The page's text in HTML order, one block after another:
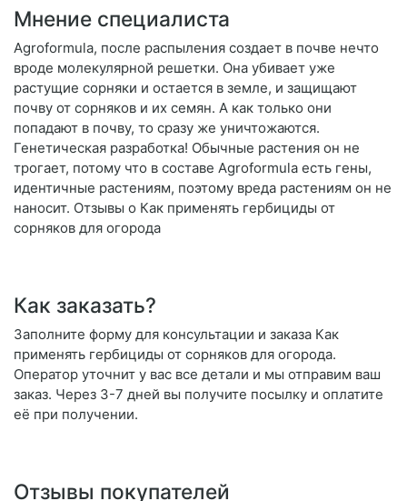
Мнение специалиста
Agroformula, после распыления создает в почве нечто
вроде молекулярной решетки. Она убивает уже
растущие сорняки и остается в земле, и защищают
почву от сорняков и их семян. А как только они
попадают в почву, то сразу же уничтожаются.
Генетическая разработка! Обычные растения он не
трогает, потому что в составе Agroformula есть гены,
идентичные растениям, поэтому вреда растениям он не
наносит. Отзывы о Как применять гербициды от
сорняков для огорода
Как заказать?
Заполните форму для консультации и заказа Как
применять гербициды от сорняков для огорода.
Оператор уточнит у вас все детали и мы отправим ваш
заказ. Через 3-7 дней вы получите посылку и оплатите
её при получении.
Отзывы покупателей